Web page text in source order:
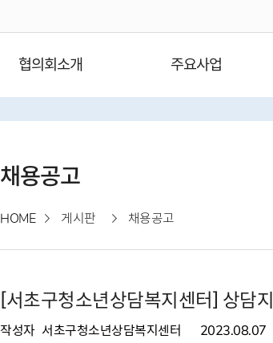
협의회소개 주요사업
채용공고
HOME 게시판 채용공고
[서초구청소년상담복지센터] 상담
작성자 서초구청소년상담복지센터 2023.08.07